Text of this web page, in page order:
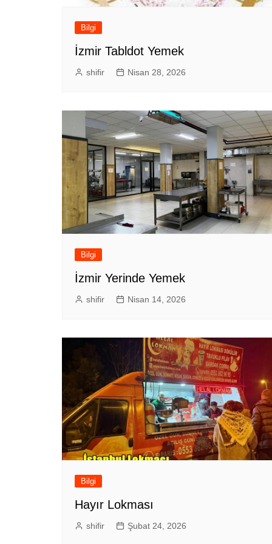
Bilgi
İzmir Tabldot Yemek
shifir Nisan 28, 2026
Bilgi
İzmir Yerinde Yemek
shifir Nisan 14, 2026
Bilgi
Hayır Lokması
shifir Şubat 24, 2026